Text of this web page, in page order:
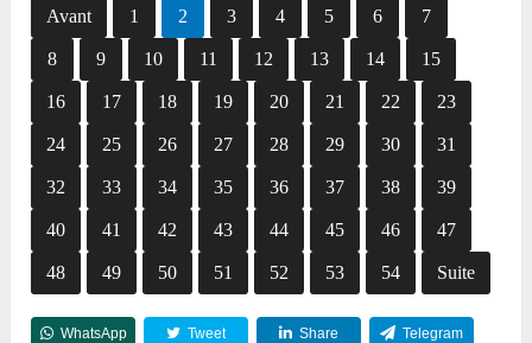
Avant 1 2 3 4 5 6 7
8 9 10 11 12 13 14 15
16 17 18 19 20 21 22 23
24 25 26 27 28 29 30 31
32 33 34 35 36 37 38 39
40 41 42 43 44 45 46 47
48 49 50 51 52 53 54 Suite
WhatsApp Tweet Share Telegram